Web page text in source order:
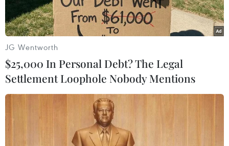
JG Wentworth
$25,000 In Personal Debt? The Legal
Settlement Loophole Nobody Mentions